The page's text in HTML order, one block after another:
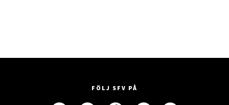
FÖLJ SFV PÅ